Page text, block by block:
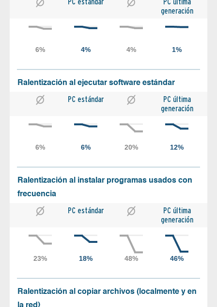
generación
Ralentización al ejecutar software estándar
PC estándar
PC última
generación
Ralentización al instalar programas usados con
frecuencia
PC estándar
PC última
generación
Ralentización al copiar archivos (localmente y en
la red)